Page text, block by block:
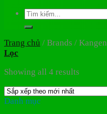
Tìm
Trang chủ / Brands / Kangen
Lọc
Showing all 4 results
Danh mục